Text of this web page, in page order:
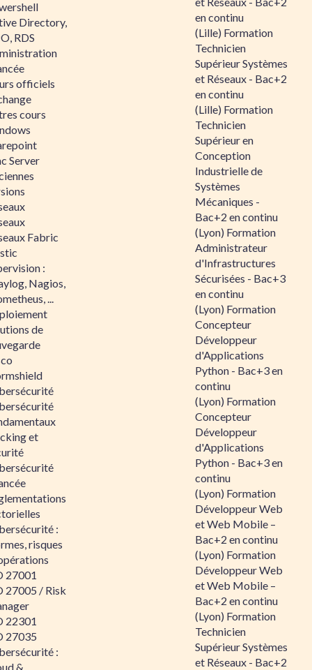
Directory,
RDS
officiels
cours
Server
Fabric
:
Nagios,
...
de
et
:
risques
27001
27005 / Risk
22301
27035
:
&
en continu
(Lille) Formation
Technicien
Supérieur Systèmes
et Réseaux - Bac+2
en continu
(Lille) Formation
Technicien
Supérieur en
Conception
Industrielle de
Systèmes
Mécaniques -
Bac+2 en continu
(Lyon) Formation
Administrateur
d'Infrastructures
Sécurisées - Bac+3
en continu
(Lyon) Formation
Concepteur
Développeur
d'Applications
Python - Bac+3 en
continu
(Lyon) Formation
Concepteur
Développeur
d'Applications
Python - Bac+3 en
continu
(Lyon) Formation
Développeur Web
et Web Mobile –
Bac+2 en continu
(Lyon) Formation
Développeur Web
et Web Mobile –
Bac+2 en continu
(Lyon) Formation
Technicien
Supérieur Systèmes
et Réseaux - Bac+2